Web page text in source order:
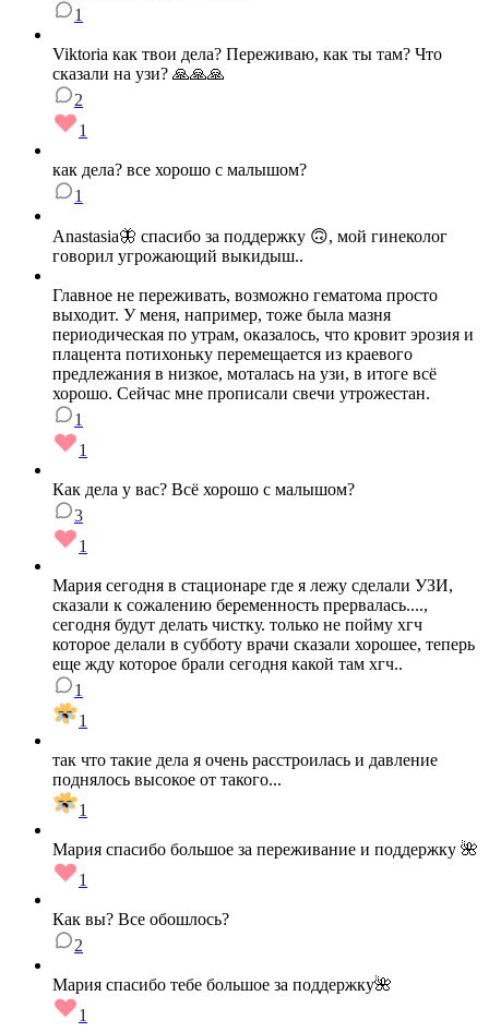
1
Viktoria как твои дела? Переживаю, как ты там? Что
сказали на узи? 🙏🙏🙏
2
1
как дела? все хорошо с малышом?
1
Anastasia🦋 спасибо за поддержку 🙃, мой гинеколог
говорил угрожающий выкидыш..
Главное не переживать, возможно гематома просто
выходит. У меня, например, тоже была мазня
периодическая по утрам, оказалось, что кровит эрозия и
плацента потихоньку перемещается из краевого
предлежания в низкое, моталась на узи, в итоге всё
хорошо. Сейчас мне прописали свечи утрожестан.
1
1
Как дела у вас? Всё хорошо с малышом?
3
1
Мария сегодня в стационаре где я лежу сделали УЗИ,
сказали к сожалению беременность прервалась....,
сегодня будут делать чистку. только не пойму хгч
которое делали в субботу врачи сказали хорошее, теперь
еще жду которое брали сегодня какой там хгч..
1
1
так что такие дела я очень расстроилась и давление
поднялось высокое от такого...
1
Мария спасибо большое за переживание и поддержку 🌺
1
Как вы? Все обошлось?
2
Мария спасибо тебе большое за поддержку🌺
1